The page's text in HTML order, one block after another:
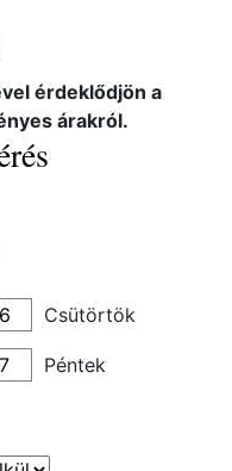
érdeklődjön a
árakról.
Csütörtök
Péntek